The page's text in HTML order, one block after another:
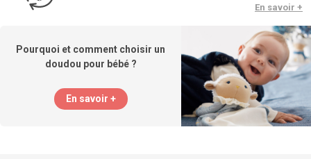
En savoir +
Pourquoi et comment choisir un
doudou pour bébé ?
En savoir +